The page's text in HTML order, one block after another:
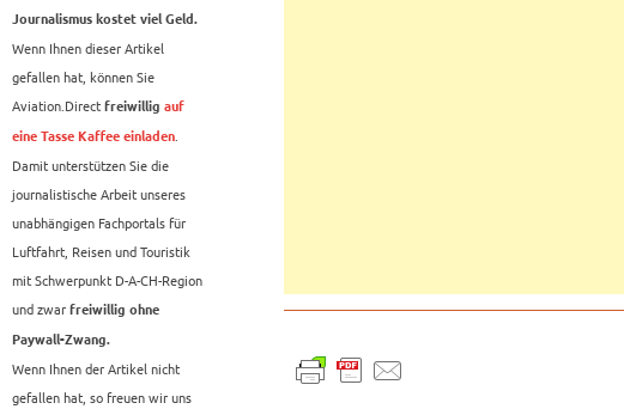
Journalismus kostet viel Geld.
Wenn Ihnen dieser Artikel
gefallen hat, können Sie
Aviation.Direct freiwillig auf
eine Tasse Kaffee einladen.
Damit unterstützen Sie die
journalistische Arbeit unseres
unabhängigen Fachportals für
Luftfahrt, Reisen und Touristik
mit Schwerpunkt D-A-CH-Region
und zwar freiwillig ohne
Paywall-Zwang.
Wenn Ihnen der Artikel nicht
gefallen hat, so freuen wir uns